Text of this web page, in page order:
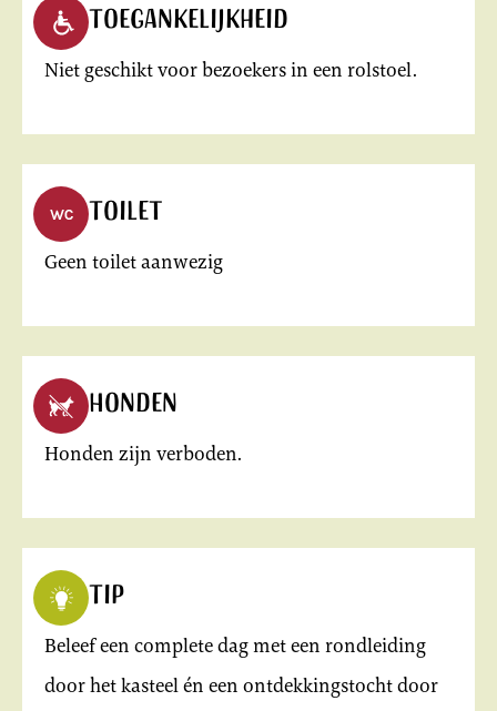
Toegankelijkheid
Niet geschikt voor bezoekers in een rolstoel.
Toilet
Geen toilet aanwezig
Honden
Honden zijn verboden.
Tip
Beleef een complete dag met een rondleiding
door het kasteel én een ontdekkingstocht door